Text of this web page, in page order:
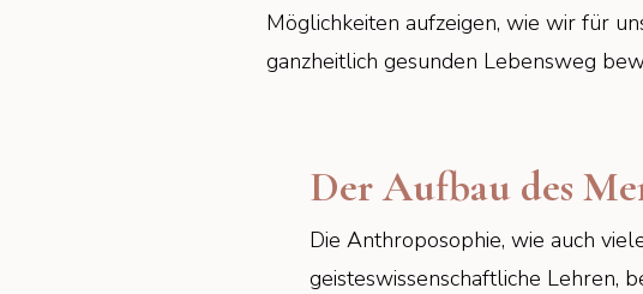
Möglichkeiten aufzeigen, wie wir für
ganzheitlich gesunden Lebensweg
Der Aufbau des
Die Anthroposophie, wie auch
geisteswissenschaftliche Lehren,